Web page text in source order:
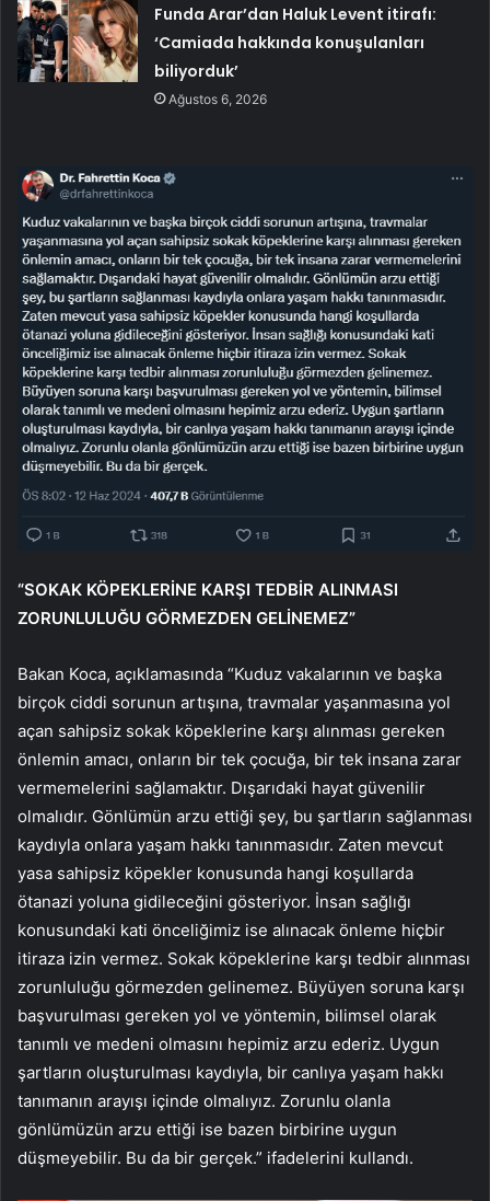
Funda Arar’dan Haluk Levent itirafı:
‘Camiada hakkında konuşulanları
biliyorduk’
Ağustos 6, 2026
“SOKAK KÖPEKLERİNE KARŞI TEDBİR ALINMASI
ZORUNLULUĞU GÖRMEZDEN GELİNEMEZ”
Bakan Koca, açıklamasında “Kuduz vakalarının ve başka
birçok ciddi sorunun artışına, travmalar yaşanmasına yol
açan sahipsiz sokak köpeklerine karşı alınması gereken
önlemin amacı, onların bir tek çocuğa, bir tek insana zarar
vermemelerini sağlamaktır. Dışarıdaki hayat güvenilir
olmalıdır. Gönlümün arzu ettiği şey, bu şartların sağlanması
kaydıyla onlara yaşam hakkı tanınmasıdır. Zaten mevcut
yasa sahipsiz köpekler konusunda hangi koşullarda
ötanazi yoluna gidileceğini gösteriyor. İnsan sağlığı
konusundaki kati önceliğimiz ise alınacak önleme hiçbir
itiraza izin vermez. Sokak köpeklerine karşı tedbir alınması
zorunluluğu görmezden gelinemez. Büyüyen soruna karşı
başvurulması gereken yol ve yöntemin, bilimsel olarak
tanımlı ve medeni olmasını hepimiz arzu ederiz. Uygun
şartların oluşturulması kaydıyla, bir canlıya yaşam hakkı
tanımanın arayışı içinde olmalıyız. Zorunlu olanla
gönlümüzün arzu ettiği ise bazen birbirine uygun
düşmeyebilir. Bu da bir gerçek.” ifadelerini kullandı.